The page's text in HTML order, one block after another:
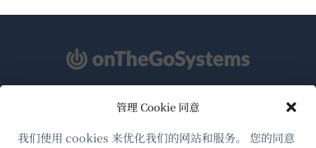
管理 Cookie 同意
我们使用 cookies 来优化我们的网站和服务。 您的同意
关于WPML
GDPR与隐私政策